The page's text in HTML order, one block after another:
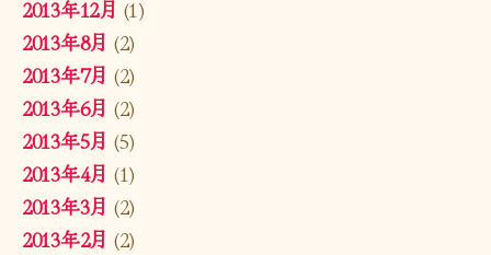
2013年12月 (1)
2013年8月 (2)
2013年7月 (2)
2013年6月 (2)
2013年5月 (5)
2013年4月 (1)
2013年3月 (2)
2013年2月 (2)